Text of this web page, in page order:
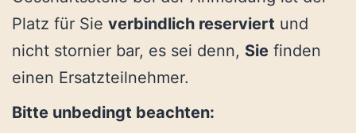
Platz für Sie verbindlich reserviert und
nicht stornier bar, es sei denn, Sie finden
einen Ersatzteilnehmer.
Bitte unbedingt beachten: